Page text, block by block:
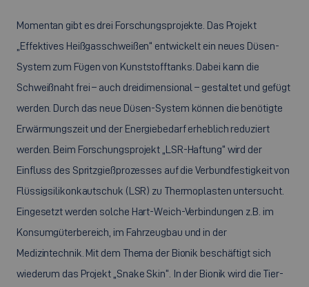
Momentan gibt es drei Forschungsprojekte. Das Projekt
„Effektives Heißgasschweißen“ entwickelt ein neues Düsen-
System zum Fügen von Kunststofftanks. Dabei kann die
Schweißnaht frei – auch dreidimensional – gestaltet und gefügt
werden. Durch das neue Düsen-System können die benötigte
Erwärmungszeit und der Energiebedarf erheblich reduziert
werden. Beim Forschungsprojekt „LSR-Haftung“ wird der
Einfluss des Spritzgießprozesses auf die Verbundfestigkeit von
Flüssigsilikonkautschuk (LSR) zu Thermoplasten untersucht.
Eingesetzt werden solche Hart-Weich-Verbindungen z.B. im
Konsumgüterbereich, im Fahrzeugbau und in der
Medizintechnik. Mit dem Thema der Bionik beschäftigt sich
wiederum das Projekt „ Snake Skin“. In der Bionik wird die Tier-